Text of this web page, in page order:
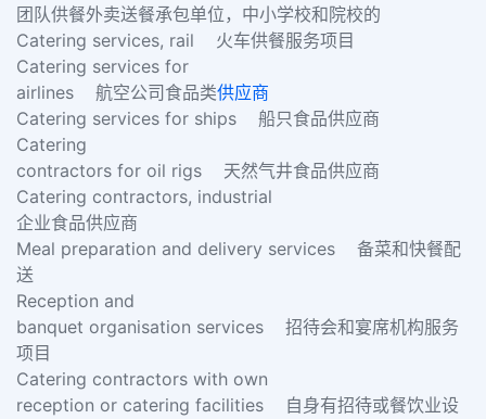
团队供餐外卖送餐承包单位，中小学校和院校的
Catering services, rail 火车供餐服务项目
Catering services for
airlines 航空公司食品类供应商
Catering services for ships 船只食品供应商
Catering
contractors for oil rigs 天然气井食品供应商
Catering contractors, industrial
企业食品供应商
Meal preparation and delivery services 备菜和快餐配
送
Reception and
banquet organisation services 招待会和宴席机构服务
项目
Catering contractors with own
reception or catering facilities 自身有招待或餐饮业设